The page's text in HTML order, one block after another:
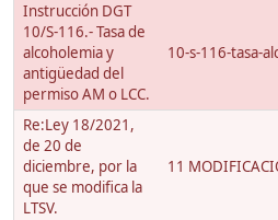
Instrucción DGT
10/S-116.- Tasa de
alcoholemia y
antigüedad del
permiso AM o LCC.
10-s-116-tasa-
Re:Ley 18/2021,
de 20 de
diciembre, por la
que se modifica la
LTSV.
11